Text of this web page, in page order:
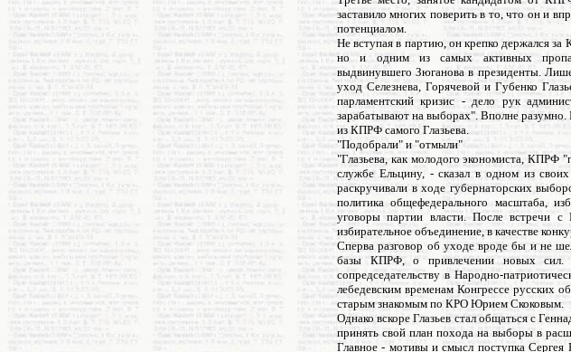
заставило многих поверить в то, что он и
потенциалом.
Не вступая в партию, он крепко держался
но и одним из самых активных
выдвинувшего Зюганова в президенты.
уход Селезнева, Горячевой и Губенко
парламентский кризис - дело рук
зарабатывают на выборах". Вполне
из КПРФ самого Глазьева.
"Подобрали" и "отмыли"
"Глазьева, как молодого экономиста, КПРФ
службе Ельцину, - сказал в одном из
раскручивали в ходе губернаторских
политика общефедерального масштаба,
уговоры партии власти. После встречи с
избирательное объединение, в качестве
Сперва разговор об уходе вроде бы и не
базы КПРФ, о привлечении новых
сопредседательству в Народно-
лебедевским временам Конгрессе русских
старым знакомым по КРО Юрием Скоковым.
Однако вскоре Глазьев стал общаться с
принять свой план похода на выборы в
Главное - мотивы и смысл поступка